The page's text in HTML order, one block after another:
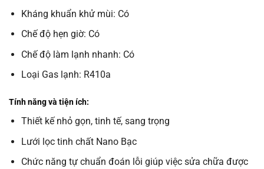
Kháng khuẩn khử mùi: Có
Chế độ hẹn giờ: Có
Chế độ làm lạnh nhanh: Có
Loại Gas lạnh: R410a
Tính năng và tiện ích:
Thiết kế nhỏ gọn, tinh tế, sang trọng
Lưới lọc tinh chất Nano Bạc
Chức năng tự chuẩn đoán lỗi giúp việc sửa chữa được